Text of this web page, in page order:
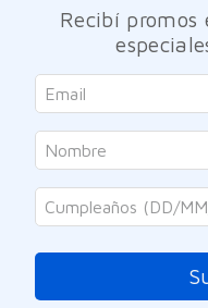
Buscar
Maquillaje Rostro
Loreal
Base
Infaillible
Referencia:-320622
Recibí promos